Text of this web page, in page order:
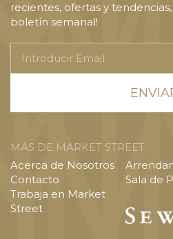
recientes, ofertas y
boletín semanal!
Email
MÁS DE MARKET STREET
Acerca de Nosotros
Contacto
Trabaja en Market
Street
Sala de